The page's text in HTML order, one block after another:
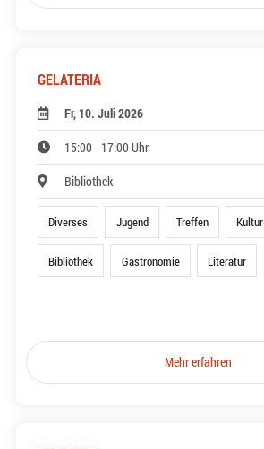
GELATERIA
Fr, 10. Juli 2026
15:00 - 17:00 Uhr
Bibliothek
Diverses Jugend Treffen Kultur
Bibliothek Gastronomie Literatur
Mehr erfahren